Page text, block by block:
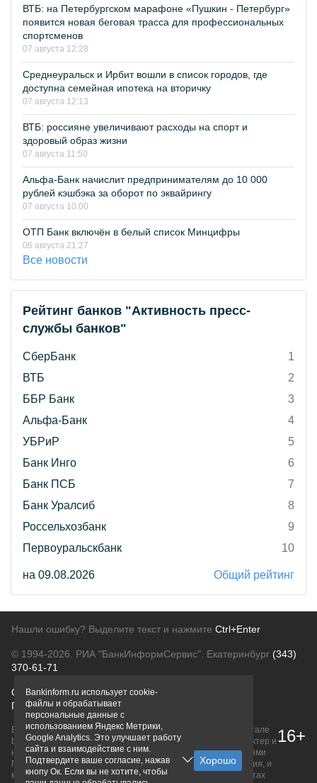
ВТБ: на Петербургском марафоне «Пушкин - Петербург»
появится новая беговая трасса для профессиональных
спортсменов
07 августа 12:28
Среднеуральск и Ирбит вошли в список городов, где
доступна семейная ипотека на вторичку
07 августа 12:13
ВТБ: россияне увеличивают расходы на спорт и
здоровый образ жизни
07 августа 11:50
Альфа-Банк начислит предпринимателям до 10 000
рублей кэшбэка за оборот по эквайрингу
07 августа 10:00
ОТП Банк включён в белый список Минцифры
06 августа 21:27
Все новости
Рейтинг банков "Активность пресс-
службы банков"
СберБанк
1
ВТБ
2
ББР Банк
3
Альфа-Банк
4
УБРиР
5
Банк Инго
6
Банк ПСБ
7
Банк Уралсиб
8
Россельхозбанк
9
Первоуральскбанк
10
на 09.08.2026 Общий рейтинг
Нашли ошибку? Выделите текст и нажмите Ctrl+Enter
© 1994-2026. РИА "БанкИнформСервис". Екатеринбург (343)
370-61-71
О проектеПолитика конфиденциальности
Правовая информацияДля рекламодателей
Вся информация о продуктах банков, размещенная на портале
bankinform.ru, носит исключительно ознакомительный характер и
не является публичной офертой, определяемой положениями
ГК РФ. Информация не содержит точного и полного описания, и
может быть изменена. Конечные условия уточняйте на сайтах
16+
Bankinform.ru использует cookie-
файлы и обрабатывает
персональные данные с
использованием Яндекс Метрики,
Google Analytics. Это улучшает работу
сайта и взаимодействие с ним.
Подтвердите ваше согласие, нажав
кнопу Ок. Если вы не хотите, чтобы